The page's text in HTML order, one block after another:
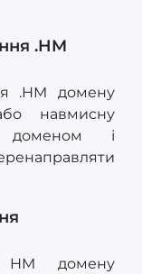
.HM
.HM домену
навмисну
доменом і
HM домену